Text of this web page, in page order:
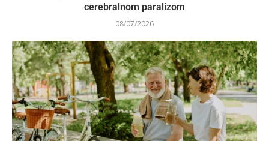
cerebralnom paralizom
08/07/2026